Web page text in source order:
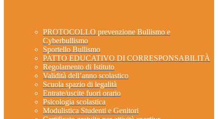
PROTOCOLLO prevenzione Bullismo e
Cyberbullismo
Sportello Bullismo
PATTO EDUCATIVO DI CORRESPONSABILITÀ
Regolamento di Istituto
Validità dell’anno scolastico
Scuola spazio di legalità
Entrate/uscite fuori orario
Psicologia scolastica
Modulistica Studenti e Genitori